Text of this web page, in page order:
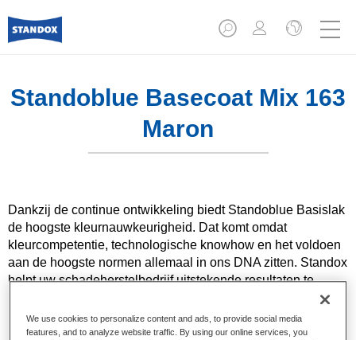
Standoblue Basecoat Mix 163
Maron
Dankzij de continue ontwikkeling biedt Standoblue Basislak
de hoogste kleurnauwkeurigheid. Dat komt omdat
kleurcompetentie, technologische knowhow en het voldoen
aan de hoogste normen allemaal in ons DNA zitten. Standox
helpt uw ​​schadeherstelbedrijf uitstekende resultaten te
bereiken, zowel voor dagelijkse herstellingen als voor de
meest uitdagende specialistische.
We use cookies to personalize content and ads, to provide social media
features, and to analyze website traffic. By using our online services, you